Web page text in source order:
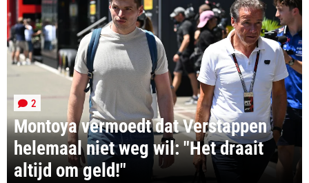
Montoya vermoedt dat Verstappen
helemaal niet weg wil: "Het draait
altijd om geld!"
2